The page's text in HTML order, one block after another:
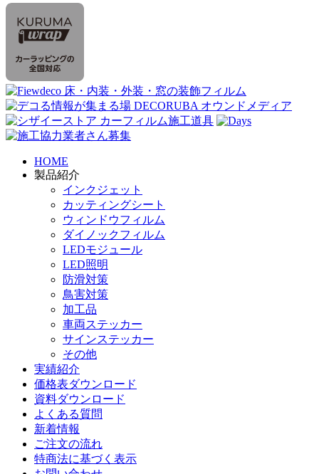
HOME
製品紹介
インクジェット
カッティングシート
ウィンドウフィルム
ダイノックフィルム
LEDモジュール
LED照明
防滑対策
鳥害対策
加工品
車両ステッカー
サインステッカー
その他
実績紹介
価格表ダウンロード
資料ダウンロード
よくある質問
新着情報
ご注文の流れ
特商法に基づく表示